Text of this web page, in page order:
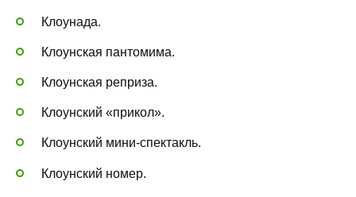
Клоунада.
Клоунская пантомима.
Клоунская реприза.
Клоунский «прикол».
Клоунский мини-спектакль.
Клоунский номер.